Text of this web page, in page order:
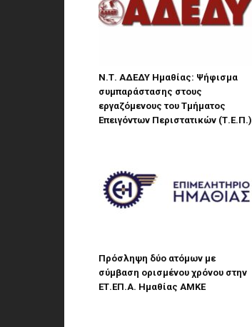
Ν.Τ. ΑΔΕΔΥ Ημαθίας: Ψήφισμα
συμπαράστασης στους
εργαζόμενους του Τμήματος
Επειγόντων Περιστατικών (Τ.Ε.Π.)
Πρόσληψη δύο ατόμων με
σύμβαση ορισμένου χρόνου στην
ΕΤ.ΕΠ.Α. Ημαθίας ΑΜΚΕ